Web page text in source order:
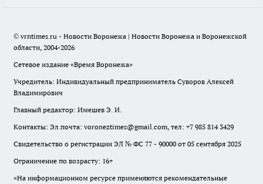
© vrntimes.ru - Новости Воронежа | Новости Воронежа и Воронежской
области, 2004-2026
Сетевое издание «Время Воронежа»
Учредитель: Индивидуальный предприниматель Суворов Алексей
Владимирович
Главный редактор: Имешев Э. И.
Контакты: Эл.почта: voroneztimes@gmail.com, тел: +7 985 814 3429
Свидетельство о регистрации ЭЛ № ФС 77 - 90000 от 05 сентября 2025
Ограничение по возрасту: 16+
«На информационном ресурсе применяются рекомендательные